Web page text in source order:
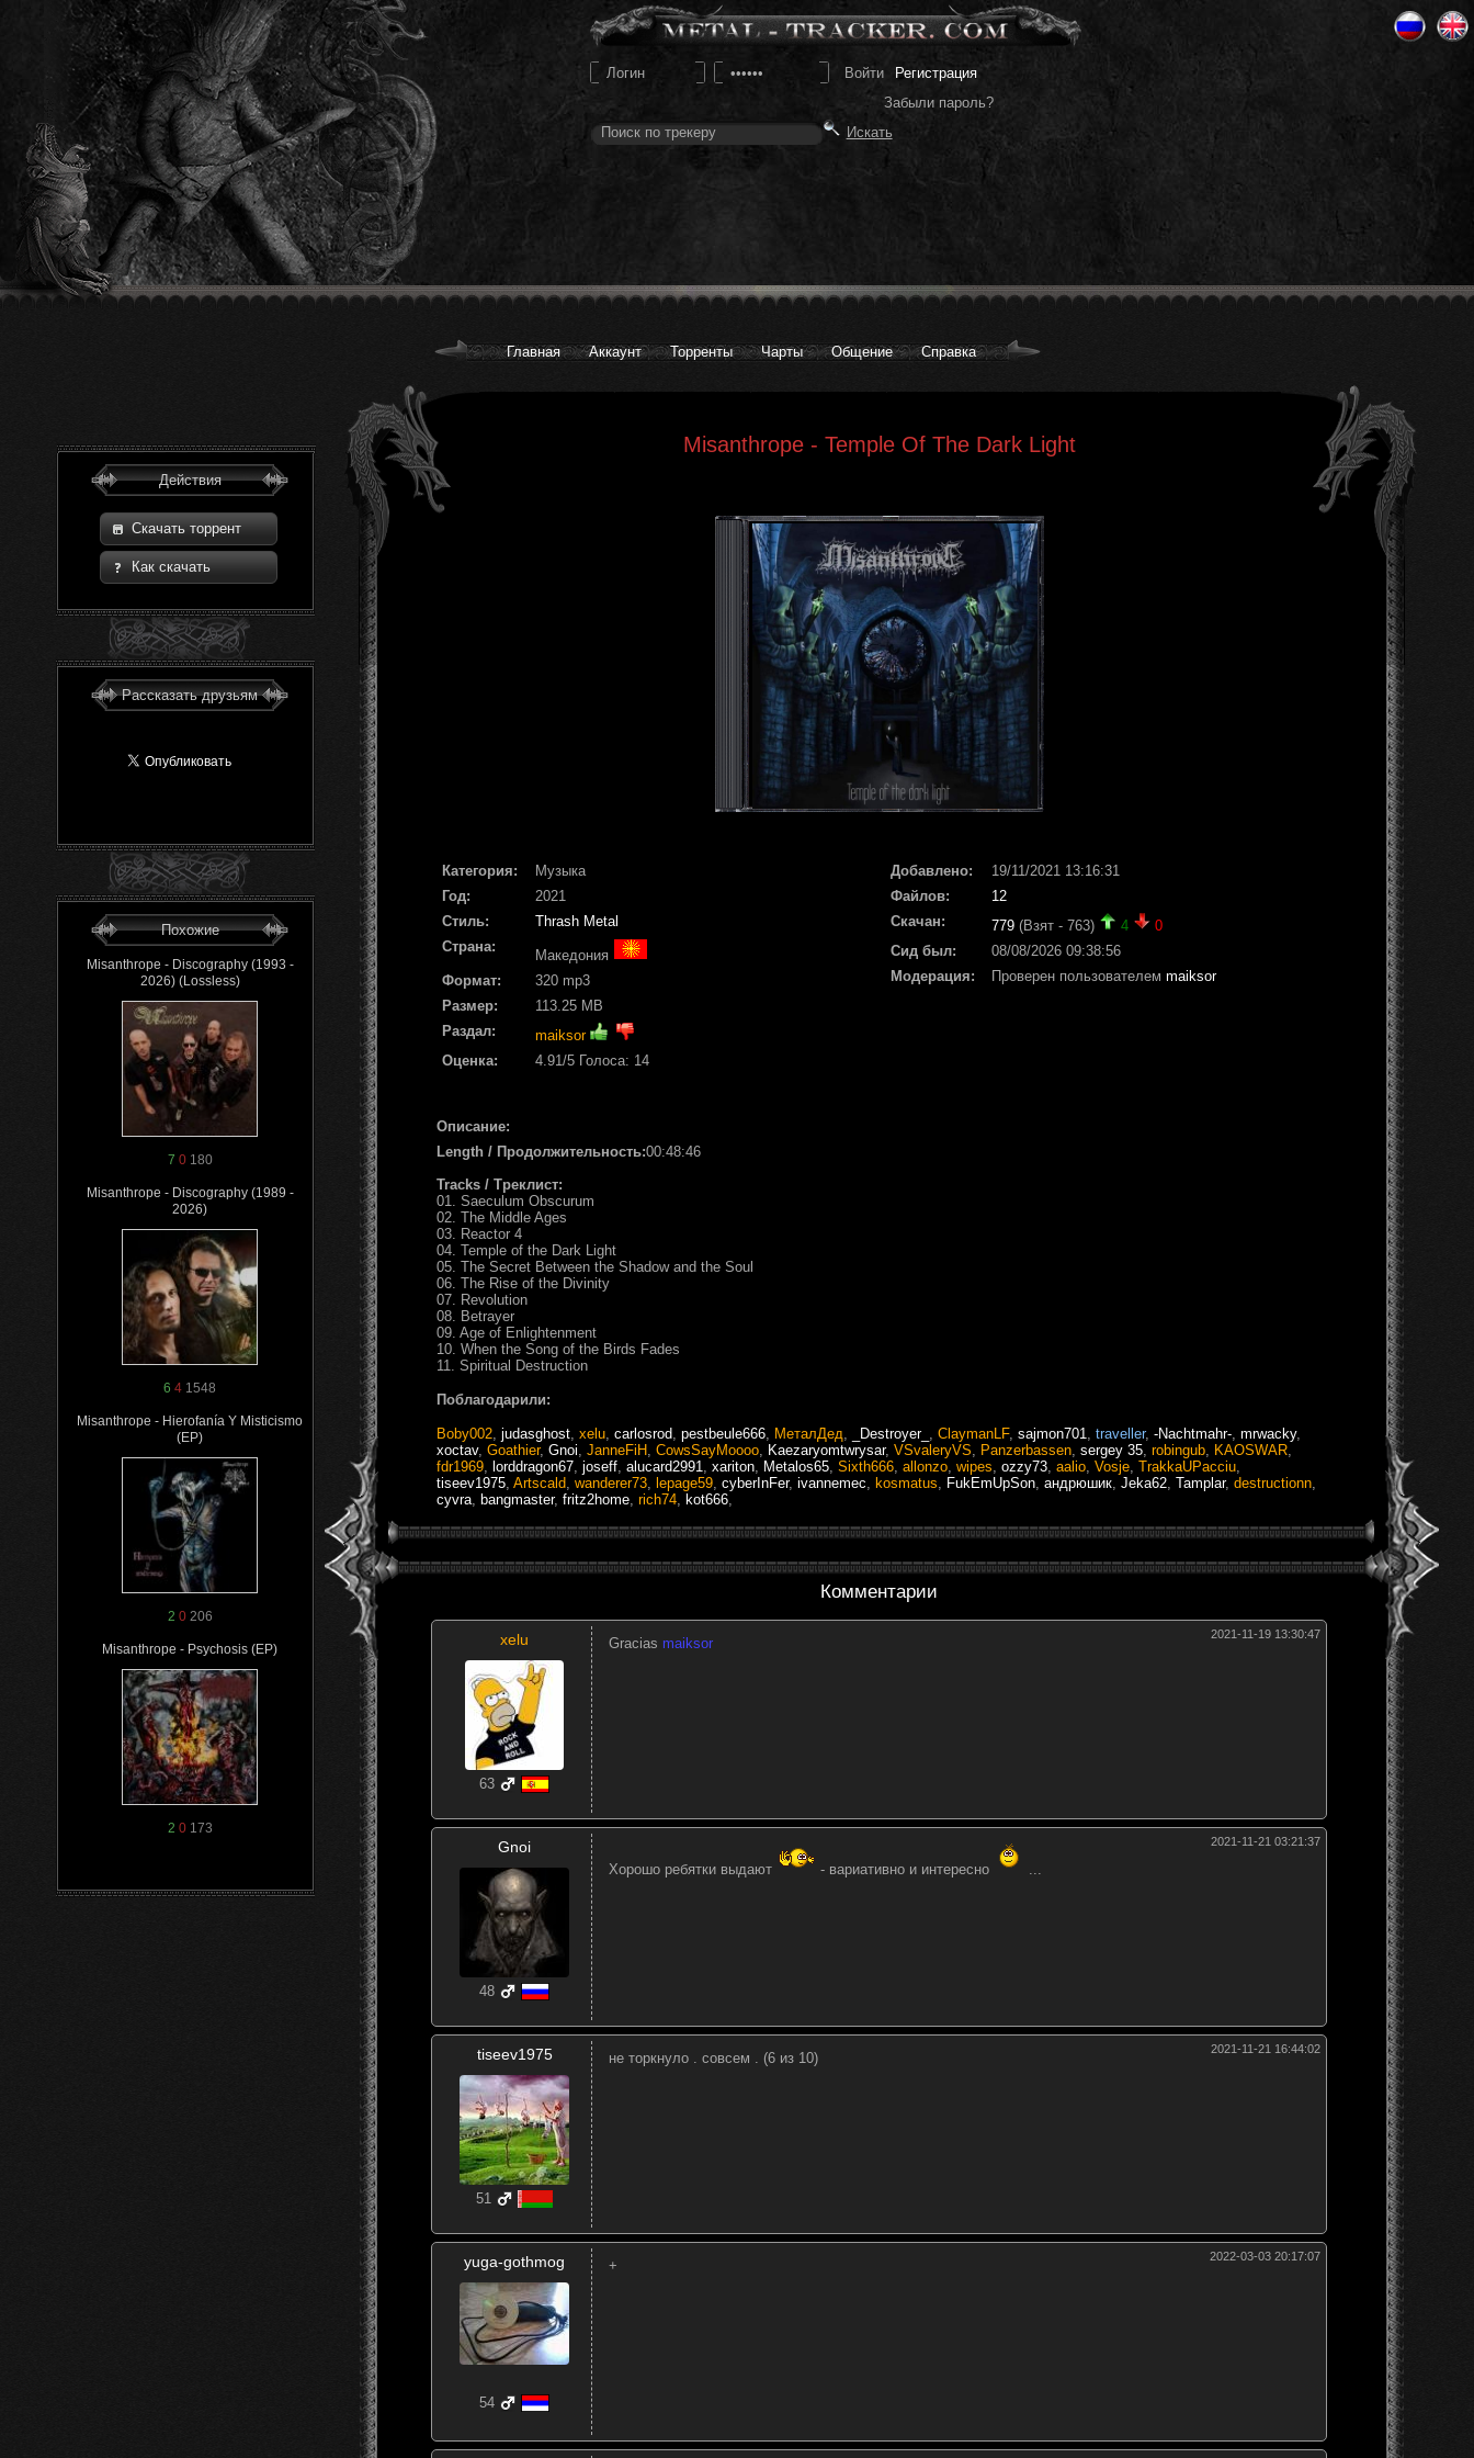
Регистрация
Забыли пароль?
Главная Аккаунт Торренты Чарты Общение Справка
Действия
Скачать торрент
Как скачать
Рассказать друзьям
Похожие
Misanthrope - Discography (1993 -
2026) (Lossless)
7 0180
Misanthrope - Discography (1989 -
2026)
6 4 1548
Misanthrope - Hierofanía Y Misticismo
(EP)
2 0206
Misanthrope - Psychosis (EP)
2 0173
Misanthrope - Temple Of The Dark Light
Категория:
Музыка
Год:
2021
Стиль:
Thrash Metal
Страна:
Македония
Формат:
320 mp3
Размер:
113.25 MB
Раздал:
maiksor
Оценка:
4.91 /5 Голоса: 14
Добавлено:
19/11/2021 13:16:31
Файлов:
12
Скачан:
779 (Взят - 763) 4
0
Сид был:
08/08/2026 09:38:56
Модерация:
Проверен пользователем maiksor
Описание:
Length / Продолжительность:00:48:46
Tracks / Треклист:
01. Saeculum Obscurum
02. The Middle Ages
03. Reactor 4
04. Temple of the Dark Light
05. The Secret Between the Shadow and the Soul
06. The Rise of the Divinity
07. Revolution
08. Betrayer
09. Age of Enlightenment
10. When the Song of the Birds Fades
11. Spiritual Destruction
Поблагодарили:
Boby002 judasghost xelu carlosrod pestbeule666 МеталДед _Destroyer_ ClaymanLF, sajmon701 traveller, -Nachtmahr- mrwacky,
xoctav, Goathier, Gnoi JanneFiH CowsSayMoooo Kaezaryomtwrysar, VSvaleryVS Panzerbassen sergey 35 robingub KAOSWAR
fdr1969
lorddragon67 joseff alucard2991 xariton Metalos65 Sixth666 allonzo wipes ozzy73 aalio Vosje TrakkaUPacciu
tiseev1975 Artscald wanderer73 lepage59 cyberInFer, ivannemec kosmatus FukEmUpSon андрюшик Jeka62 Tamplar, destructionn
cyvra
bangmaster, fritz2home rich74 kot666
Комментарии
xelu
63
2021-11-19 13:30:47
Gracias maiksor
Gnoi
48
2021-11-21 03:21:37
Хорошо ребятки выдают - вариативно и интересно
tiseev1975
51
2021-11-21 16:44:02
не торкнуло . совсем . (6 из 10)
yuga-gothmog
54
2022-03-03 20:17:07
+